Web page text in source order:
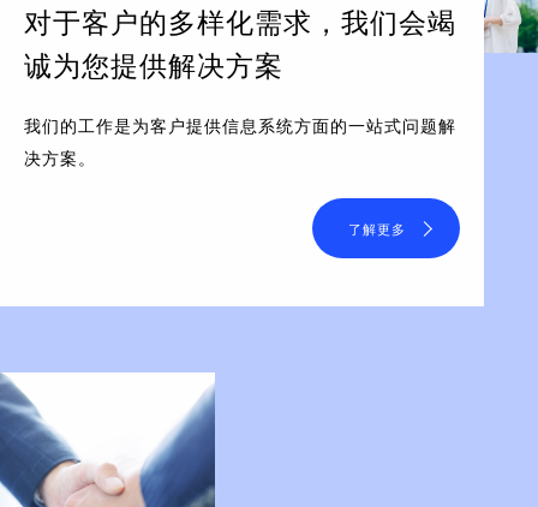
对于客户的多样化需求， 我们会竭
诚为您提供解决方案
我们的工作是为客户提供信息系统方面的一站式问题解
决方案。
了解更多